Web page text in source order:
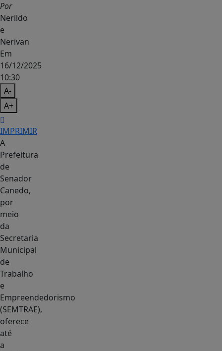
Por
Nerildo
e
Nerivan
Em
16/12/2025
10:30
A-
A+
IMPRIMIR
A
Prefeitura
de
Senador
Canedo,
por
meio
da
Secretaria
Municipal
de
Trabalho
e
Empreendedorismo
(SEMTRAE),
oferece
até
a